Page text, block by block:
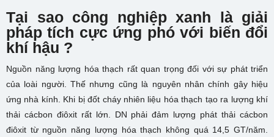
Tại sao công nghiệp xanh là giải
pháp tích cực ứng phó với biến đổi
khí hậu ?
Nguồn năng lượng hóa thạch rất quan trọng đối với sự phát triển
của loài người. Thế nhưng cũng là nguyên nhân chính gây hiệu
ứng nhà kính. Khi bị đốt cháy nhiên liệu hóa thạch tạo ra lượng khí
thải cácbon điôxit rất lớn. DN phải đảm lượng phát thải cácbon
điôxit từ nguồn năng lượng hóa thạch không quá 14,5 GT/năm.